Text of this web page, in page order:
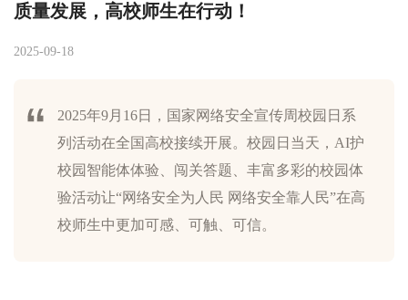
质量发展，高校师生在行动！
2025-09-18
2025年9月16日，国家网络安全宣传周校园日系
列活动在全国高校接续开展。校园日当天，AI护
校园智能体体验、闯关答题、丰富多彩的校园体
验活动让“网络安全为人民 网络安全靠人民”在高
校师生中更加可感、可触、可信。